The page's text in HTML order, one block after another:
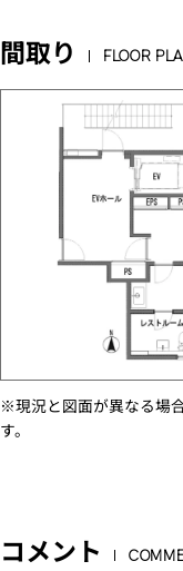
間取り FLOOR
※現況と図面が異なる場
す。
コメント